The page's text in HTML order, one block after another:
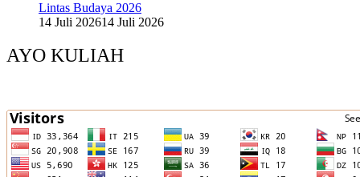
Lintas Budaya 2026
14 Juli 202614 Juli 2026
AYO KULIAH